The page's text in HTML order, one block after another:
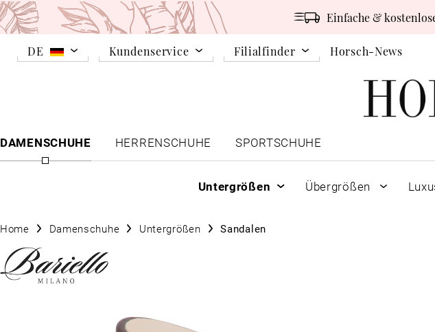
Einfache &
DE Kundenservice Filialfinder Horsch-News
DAMENSCHUHE
HERRENSCHUHE SPORTSCHUHE
Untergrößen Übergrößen
Home Damenschuhe Untergrößen Sandalen